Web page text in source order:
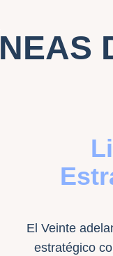
El Veinte
estratégico